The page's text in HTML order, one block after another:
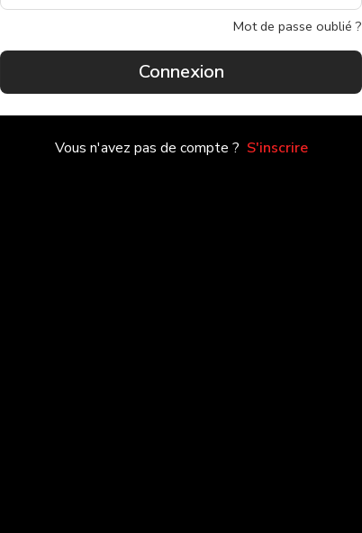
Mot de passe oublié ?
Connexion
Vous n'avez pas de compte ? S'inscrire